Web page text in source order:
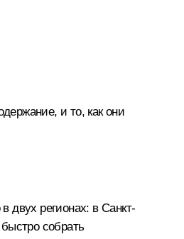
и то, как они
двух регионах: в Санкт-
собрать